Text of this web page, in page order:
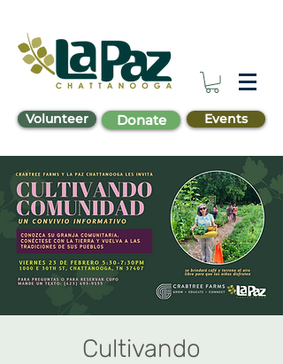
Volunteer Donate Events
Cultivando